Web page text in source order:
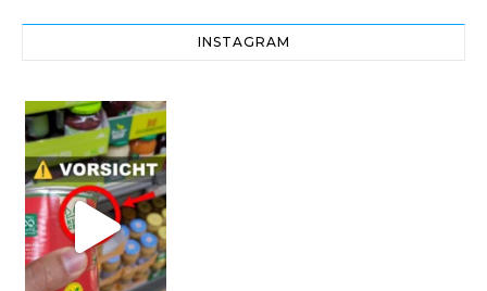
INSTAGRAM
Vorsicht! Eine Dell